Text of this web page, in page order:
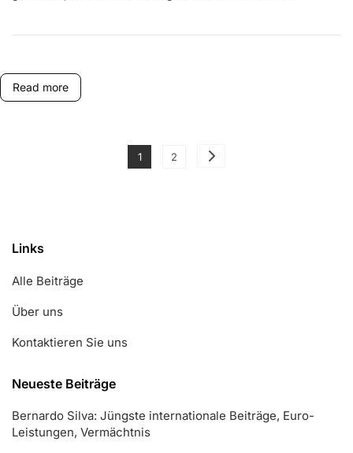
Read more
Posts
Page
1 Page
2
Links
Alle Beiträge
Über uns
Kontaktieren Sie uns
Neueste Beiträge
Bernardo Silva: Jüngste internationale Beiträge, Euro-
Leistungen, Vermächtnis